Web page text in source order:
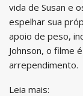
vida de Susan e
espelhar sua
apoio de peso,
Johnson, o filme
arrependimento.
Leia mais: